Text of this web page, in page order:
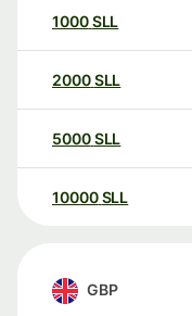
1000SLL
2000SLL
5000SLL
10000 SLL
GBP